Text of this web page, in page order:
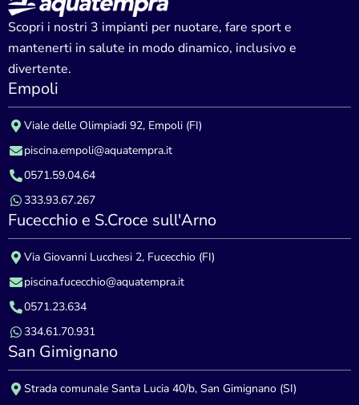
Scopri i nostri 3 impianti per nuotare, fare sport e
mantenerti in salute in modo dinamico, inclusivo e
divertente.
Empoli
Viale delle Olimpiadi 92, Empoli (FI)
piscina.empoli@aquatempra.it
0571.59.04.64
333.93.67.267
Fucecchio e S.Croce sull'Arno
Via Giovanni Lucchesi 2, Fucecchio (FI)
piscina.fucecchio@aquatempra.it
0571.23.634
334.61.70.931
San Gimignano
Strada comunale Santa Lucia 40/b, San Gimignano (SI)